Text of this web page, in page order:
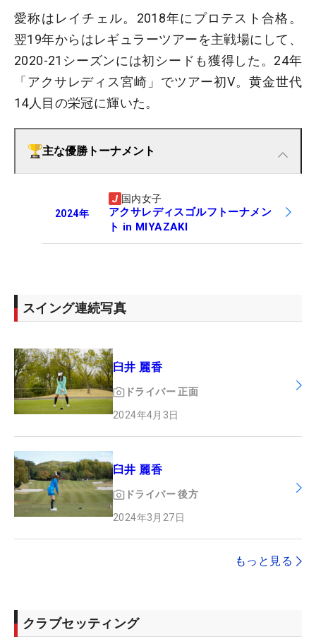
愛称はレイチェル。2018年にプロテスト合格。
翌19年からはレギュラーツアーを主戦場にして、
2020-21シーズンには初シードも獲得した。24年
「アクサレディス宮崎」でツアー初V。黄金世代
14人目の栄冠に輝いた。
主な優勝トーナメント
2024年
国内女子
アクサレディスゴルフトーナメン
ト in MIYAZAKI
スイング連続写真
臼井 麗香
ドライバー 正面
2024年4月3日
臼井 麗香
ドライバー 後方
2024年3月27日
もっと見る
クラブセッティング